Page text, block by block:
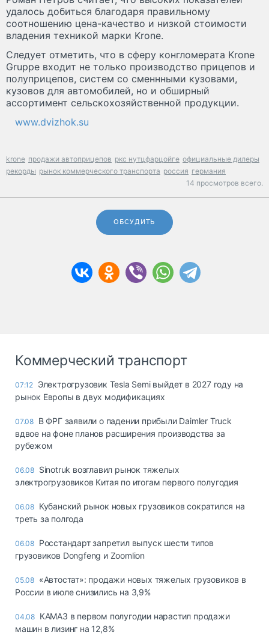
удалось добиться благодаря правильному
соотношению цена-качество и низкой стоимости
владения техникой марки Krone.
Следует отметить, что в сферу конгломерата Krone
Gruppe входит не только производство прицепов и
полуприцепов, систем со сменнными кузовами,
кузовов для автомобилей, но и обширный
ассортимент сельскохозяйственной продукции.
www.dvizhok.su
krone продажи автоприцепов ркс нутцфарцойге официальные дилеры
рекорды рынок коммерческого транспорта россия германия
14 просмотров всего.
ОБСУДИТЬ
Коммерческий транспорт
07:12 Электрогрузовик Tesla Semi выйдет в 2027 году на
рынок Европы в двух модификациях
07.08 В ФРГ заявили о падении прибыли Daimler Truck
вдвое на фоне планов расширения производства за
рубежом
06.08 Sinotruk возглавил рынок тяжелых
электрогрузовиков Китая по итогам первого полугодия
06.08 Кубанский рынок новых грузовиков сократился на
треть за полгода
06.08 Росстандарт запретил выпуск шести типов
грузовиков Dongfeng и Zoomlion
05.08 «Автостат»: продажи новых тяжелых грузовиков в
России в июле снизились на 3,9%
04.08 КАМАЗ в первом полугодии нарастил продажи
машин в лизинг на 12,8%